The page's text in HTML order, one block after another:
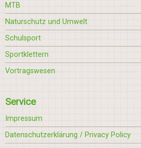
MTB
Naturschutz und Umwelt
Schulsport
Sportklettern
Vortragswesen
Service
Impressum
Datenschutzerklärung / Privacy Policy